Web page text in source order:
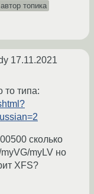
автор топика
17.11.2021
то типа:
сколько
myLV но
XFS?